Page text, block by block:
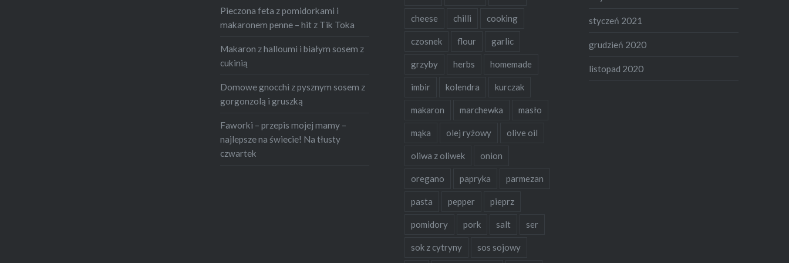
seler2 pietruszkiMarchewki (ok.
4-5 sztuk)CebulaZiele
Pieczona feta z pomidorkami i
makaronem penne – hit z Tik Toka
Makaron z halloumi i białym sosem z
cukinią
Domowe gnocchi z pysznym sosem z
gorgonzolą i gruszką
Faworki – przepis mojej mamy –
najlepsze na świecie! Na tłusty
czwartek
cheese chilli cooking
czosnek flour garlic
grzyby herbs homemade
imbir kolendra kurczak
makaron marchewka masło
mąka olej ryżowy olive oil
oliwa z oliwek onion
oregano papryka parmezan
pasta pepper pieprz
pomidory pork salt ser
sok z cytryny sos sojowy
styczeń 2021
grudzień 2020
listopad 2020